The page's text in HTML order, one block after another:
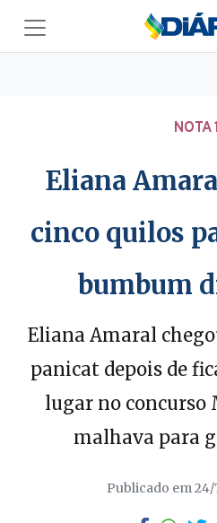
NOTA
Eliana
cinco quilos
bumbum
Eliana Amaral
panicat depois de
lugar no concurso
malhava para
Publicado em 24/